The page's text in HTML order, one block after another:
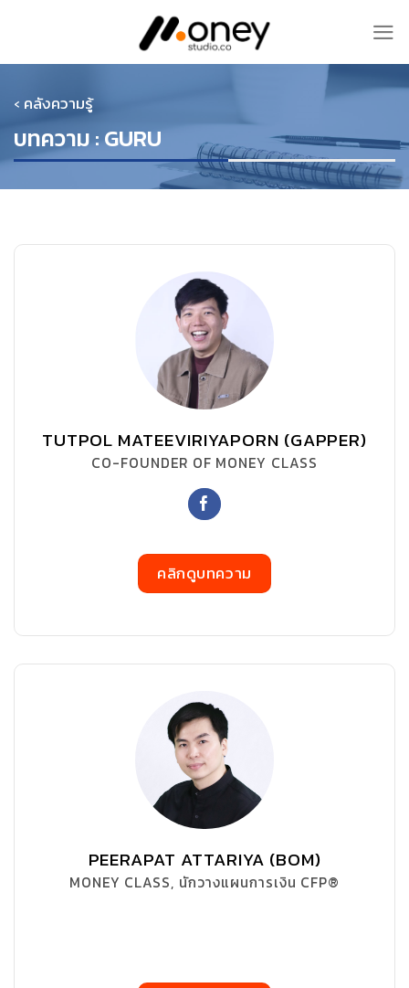
content
‹ คลังความรู้
บทความ : GURU
TUTPOL MATEEVIRIYAPORN (GAPPER)
CO-FOUNDER OF MONEY CLASS
คลิกดูบทความ
PEERAPAT ATTARIYA (BOM)
MONEY CLASS, นักวางแผนการเงิน CFP®